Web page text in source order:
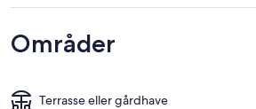
Områder
Terrasse eller gårdhave